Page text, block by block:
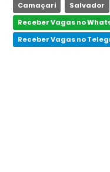
Camaçari
Salvador
Receber Vagas no
Receber Vagas no